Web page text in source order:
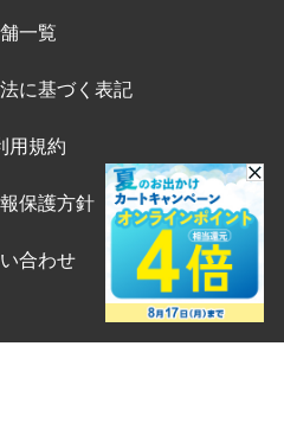
一覧
に基づく表記
用規約
保護方針
合わせ